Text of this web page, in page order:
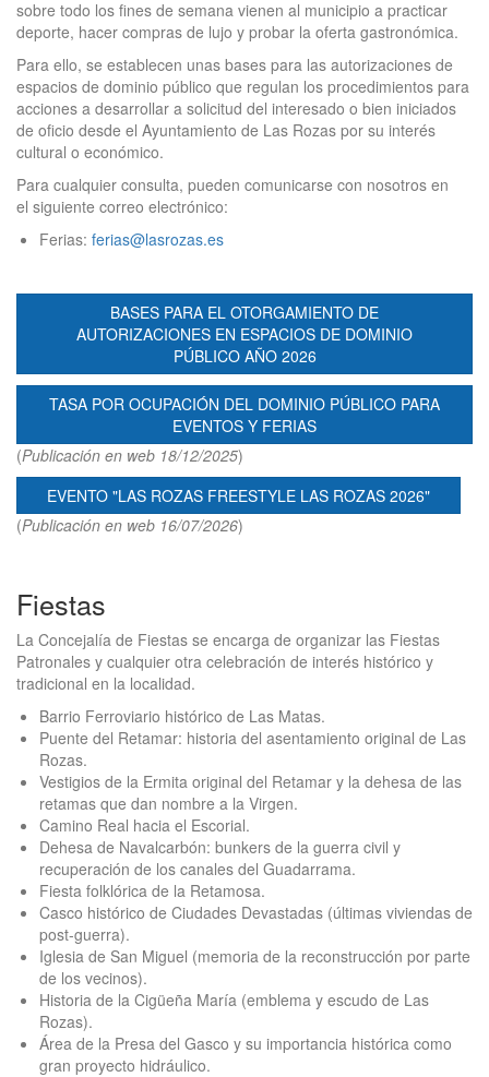
sobre todo los fines de semana vienen al municipio a practicar
deporte, hacer compras de lujo y probar la oferta gastronómica.
Para ello, se establecen unas bases para las autorizaciones de
espacios de dominio público que regulan los procedimientos para
acciones a desarrollar a solicitud del interesado o bien iniciados
de oficio desde el Ayuntamiento de Las Rozas por su interés
cultural o económico.
Para cualquier consulta, pueden comunicarse con nosotros en
el siguiente correo electrónico:
Ferias: ferias@lasrozas.es
BASES PARA EL OTORGAMIENTO DE
AUTORIZACIONES EN ESPACIOS DE DOMINIO
PÚBLICO AÑO 2026
TASA POR OCUPACIÓN DEL DOMINIO PÚBLICO PARA
EVENTOS Y FERIAS
(Publicación en web 18/12/2025)
EVENTO "LAS ROZAS FREESTYLE LAS ROZAS 2026"
(Publicación en web 16/07/2026)
Fiestas
La Concejalía de Fiestas se encarga de organizar las Fiestas
Patronales y cualquier otra celebración de interés histórico y
tradicional en la localidad.
Barrio Ferroviario histórico de Las Matas.
Puente del Retamar: historia del asentamiento original de Las
Rozas.
Vestigios de la Ermita original del Retamar y la dehesa de las
retamas que dan nombre a la Virgen.
Camino Real hacia el Escorial.
Dehesa de Navalcarbón: bunkers de la guerra civil y
recuperación de los canales del Guadarrama.
Fiesta folklórica de la Retamosa.
Casco histórico de Ciudades Devastadas (últimas viviendas de
post-guerra).
Iglesia de San Miguel (memoria de la reconstrucción por parte
de los vecinos).
Historia de la Cigüeña María (emblema y escudo de Las
Rozas).
Área de la Presa del Gasco y su importancia histórica como
gran proyecto hidráulico.